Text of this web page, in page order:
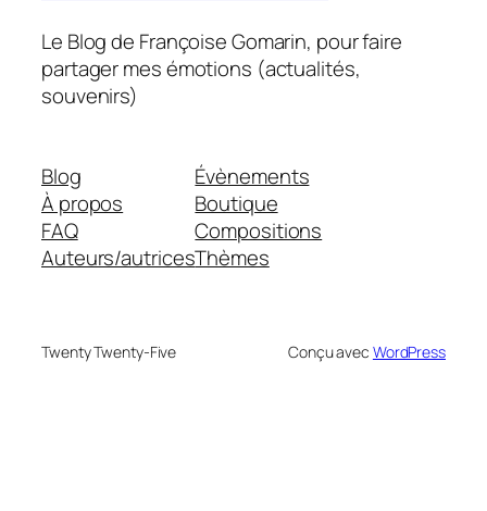
Le Blog de Françoise Gomarin, pour faire
partager mes émotions (actualités,
souvenirs)
Blog
À propos
FAQ
Auteurs/autrices
Évènements
Boutique
Compositions
Thèmes
Twenty Twenty-Five Conçu avec WordPress